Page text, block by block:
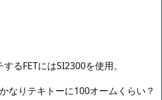
るFETにはSI2300を使用。
なりテキトーに100オームくらい？